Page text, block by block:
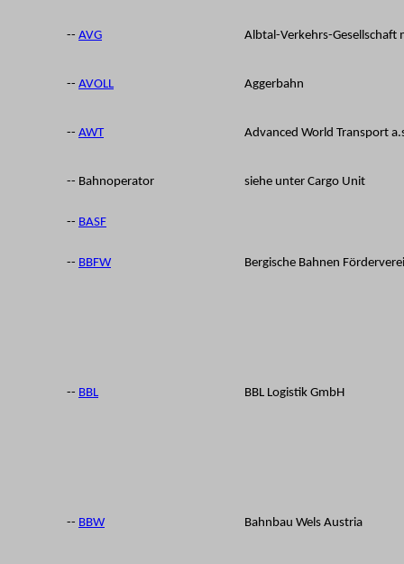
-- AVG Albtal-Verkehrs-Gesellschaft
-- AVOLL Aggerbahn
-- AWT Advanced World Transport
-- Bahnoperator siehe unter Cargo Unit
-- BASF
-- BBFW Bergische Bahnen
-- BBL BBL Logistik GmbH
-- BBW Bahnbau Wels Austria